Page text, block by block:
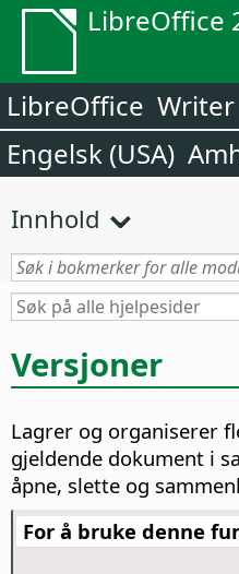
LibreOffice
LibreOffice Writer
Engelsk (USA)
Innhold
Versjoner
Lagrer og organiserer
gjeldende dokument i
åpne, slette og
For å bruke denne